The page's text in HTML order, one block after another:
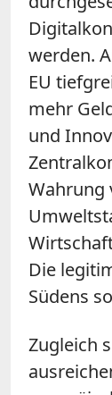
werden.
EU
mehr
und
Wahrung
Die
Südens
Zugleich